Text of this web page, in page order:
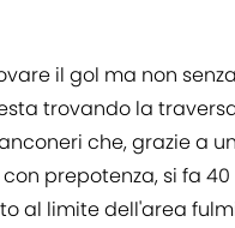
il gol ma non
trovando la
che, grazie a
prepotenza, si fa
al limite dell'area